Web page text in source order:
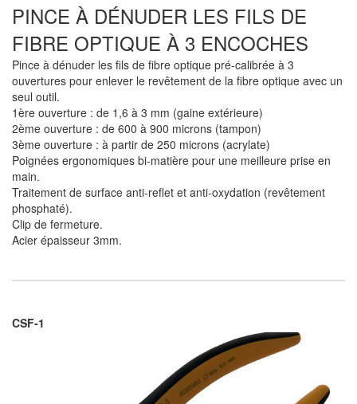
PINCE À DÉNUDER LES FILS DE
FIBRE OPTIQUE À 3 ENCOCHES
Pince à dénuder les fils de fibre optique pré-calibrée à 3
ouvertures pour enlever le revêtement de la fibre optique avec un
seul outil.
1ère ouverture : de 1,6 à 3 mm (gaine extérieure)
2ème ouverture : de 600 à 900 microns (tampon)
3ème ouverture : à partir de 250 microns (acrylate)
Poignées ergonomiques bi-matière pour une meilleure prise en
main.
Traitement de surface anti-reflet et anti-oxydation (revêtement
phosphaté).
Clip de fermeture.
Acier épaisseur 3mm.
CSF-1